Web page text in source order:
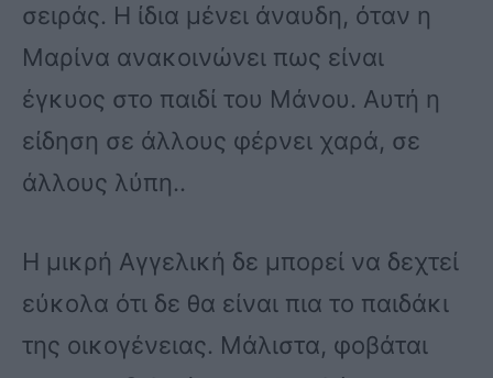
σειράς. Η ίδια μένει άναυδη, όταν η
Μαρίνα ανακοινώνει πως είναι
έγκυος στο παιδί του Μάνου. Αυτή η
είδηση σε άλλους φέρνει χαρά, σε
άλλους λύπη..
Η μικρή Αγγελική δε μπορεί να δεχτεί
εύκολα ότι δε θα είναι πια το παιδάκι
της οικογένειας. Μάλιστα, φοβάται